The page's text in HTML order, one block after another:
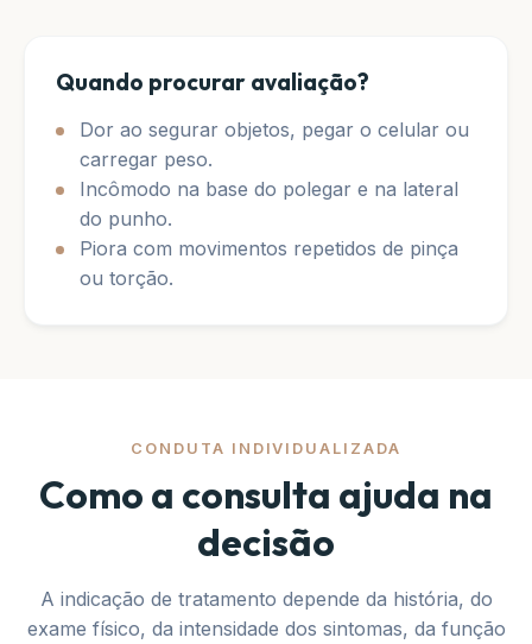
Quando procurar avaliação?
Dor ao segurar objetos, pegar o celular ou
carregar peso.
Incômodo na base do polegar e na lateral
do punho.
Piora com movimentos repetidos de pinça
ou torção.
CONDUTA INDIVIDUALIZADA
Como a consulta ajuda na
decisão
A indicação de tratamento depende da história, do
exame físico, da intensidade dos sintomas, da função